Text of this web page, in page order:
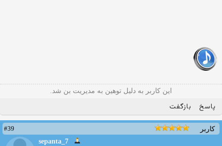
این کاربر به دلیل توهین به مدیریت بن شد.
پاسخ بازگفت
کاربر
#39
sepanta_7